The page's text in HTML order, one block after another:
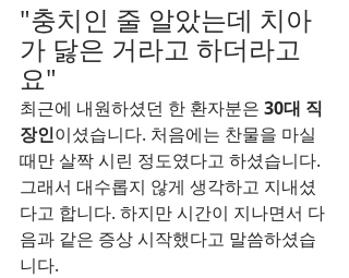
"충치인 줄 알았는데 치아
가 닳은 거라고 하더라고
요"
최근에 내원하셨던 한 환자분은 30대 직
장인이셨습니다. 처음에는 찬물을 마실
때만 살짝 시린 정도였다고 하셨습니다.
그래서 대수롭지 않게 생각하고 지내셨
다고 합니다. 하지만 시간이 지나면서 다
음과 같은 증상 시작했다고 말씀하셨습
니다.